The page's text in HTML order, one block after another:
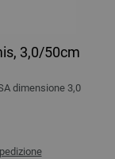
3,0/50cm
dimensione 3,0